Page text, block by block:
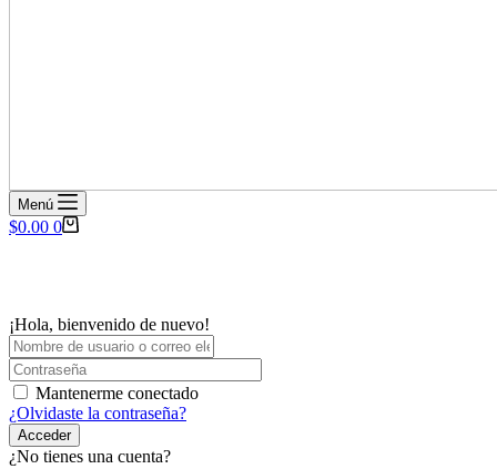
Menú
Carro
$0.00 0
¡Hola, bienvenido de nuevo!
Mantenerme conectado
¿Olvidaste la contraseña?
Acceder
¿No tienes una cuenta?